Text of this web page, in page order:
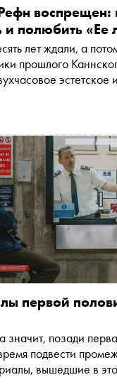
воспрещен:
и полюбить «Ее
лет ждали, а
прошлого
эстетское
«by NWR», то
виды синефилов и
фанатов Рефна,
время сильно
в официальный
этим
рассказывает,
первой
значит, позади
подвести
вышедшие в